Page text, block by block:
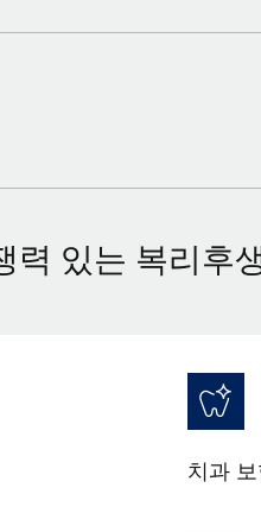
력 있는 복리후
치과 보